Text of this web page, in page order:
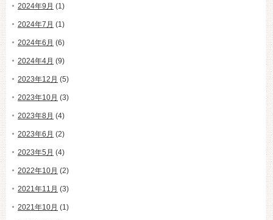
2024年9月 (1)
2024年7月 (1)
2024年6月 (6)
2024年4月 (9)
2023年12月 (5)
2023年10月 (3)
2023年8月 (4)
2023年6月 (2)
2023年5月 (4)
2022年10月 (2)
2021年11月 (3)
2021年10月 (1)